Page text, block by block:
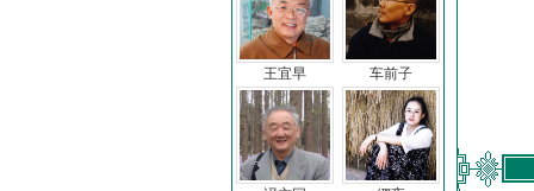
王宜早 车前子